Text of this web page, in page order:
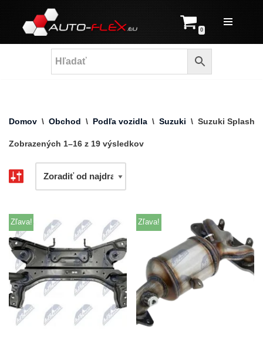
Prejsť
na
0
Domov \ Obchod \ Podľa vozidla \ Suzuki \ Suzuki Splash
Zobrazených 1–16 z 19 výsledkov
Zľava! Zľava!